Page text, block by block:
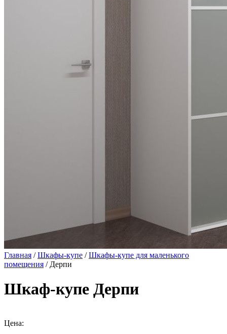
Главная /Шкафы-купе /Шкафы-купе для маленького
помещения / Дерпи
Шкаф-купе Дерпи
Цена: